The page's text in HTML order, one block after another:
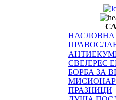
НАСЛОВНА
СВЕЈЕРЕС
БОРБА ЗА
МИСИОНАР
ПРАЗНИЦИ